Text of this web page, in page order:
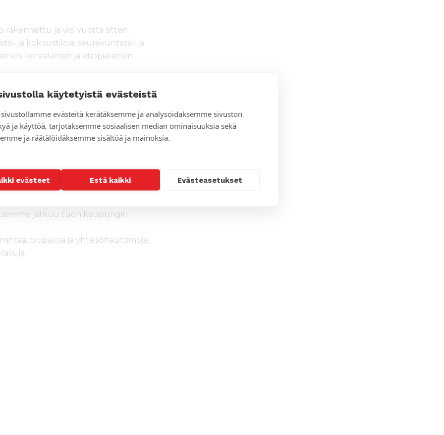
käytetyistä evästeistä
evästeitä kerätäksemme ja analysoidaksemme sivuston
ja käyttöä, tarjotaksemme sosiaalisen median ominaisuuksia sekä
ja räätälöidäksemme sisältöä ja mainoksia.
evästeet Estä kaikki Evästeasetukset
rakennettu ja viisi vuotta sitten
ja kokoustiloja, seurakuntasali ja
korealainen ja etiopialainen
jossa eri yhteiskunta-,
voivat tavata ja jakaa
rauhaa rakentavassa ympäristössä.
asemassa olevat ihmiset.
idässä on vahvistaa
alueen kristillisten kirkkojen ja
Seppo Rissanen kertoo.
ajan tärkeä ja rakas kohde
jatkuu tuon kaupungin
työpajoja ja yhteisöhautomoja,